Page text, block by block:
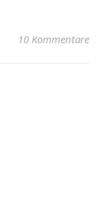
10 Kommentare